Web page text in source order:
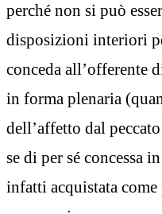
perché non si può
disposizioni interiori
conceda all’offerente
in forma plenaria
dell’affetto dal
se di per sé concessa
infatti acquistata come